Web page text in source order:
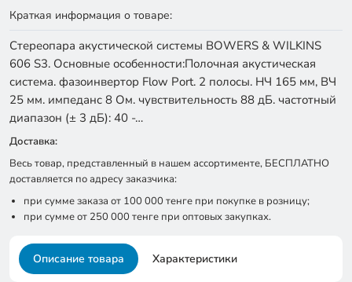
Краткая информация о товаре:
Стереопара акустической системы BOWERS & WILKINS
606 S3. Основные особенности:Полочная акустическая
система. фазоинвертор Flow Port. 2 полосы. НЧ 165 мм, ВЧ
25 мм. импеданс 8 Ом. чувствительность 88 дБ. частотный
диапазон (± 3 дБ): 40 -…
Доставка:
Весь товар, представленный в нашем ассортименте, БЕСПЛАТНО
доставляется по адресу заказчика:
при сумме заказа от 100 000 тенге при покупке в розницу;
при сумме от 250 000 тенге при оптовых закупках.
Описание товара Характеристики